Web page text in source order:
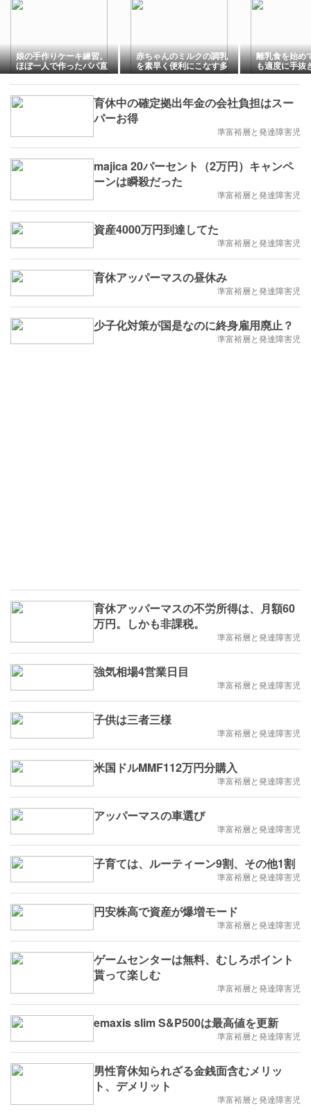
娘の手作りケーキ練習。
ほぼ一人で作ったパパ直
伝の手作りケーキはとて
も美味しかった
赤ちゃんのミルクの調乳
を素早く便利にこなす多
機能調乳ポットを買って
みたお話
離乳食を始め
も適度に手抜
とアレコレ手
赤ちゃんの最
育休中の確定拠出年金の会社負担はスー
パーお得
準富裕層と発達障害児
majica 20パーセント（2万円）キャンペ
ーンは瞬殺だった
準富裕層と発達障害児
資産4000万円到達してた
準富裕層と発達障害児
育休アッパーマスの昼休み
準富裕層と発達障害児
少子化対策が国是なのに終身雇用廃止？
準富裕層と発達障害児
育休アッパーマスの不労所得は、月額60
万円。しかも非課税。
準富裕層と発達障害児
強気相場4営業日目
準富裕層と発達障害児
子供は三者三様
準富裕層と発達障害児
米国ドルMMF112万円分購入
準富裕層と発達障害児
アッパーマスの車選び
準富裕層と発達障害児
子育ては、ルーティーン9割、その他1割
準富裕層と発達障害児
円安株高で資産が爆増モード
準富裕層と発達障害児
ゲームセンターは無料、むしろポイント
貰って楽しむ
準富裕層と発達障害児
emaxis slim S&P500は最高値を更新
準富裕層と発達障害児
男性育休知られざる金銭面含むメリッ
ト、デメリット
準富裕層と発達障害児